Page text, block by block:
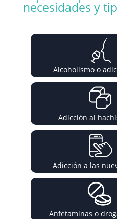
necesidades y
Alcoholismo o
Adicción al
Adicción a las
Anfetaminas o